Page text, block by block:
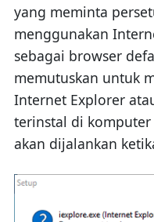
yang meminta
menggunakan
sebagai browser
memutuskan untuk
Internet Explorer
terinstal di
akan dijalankan